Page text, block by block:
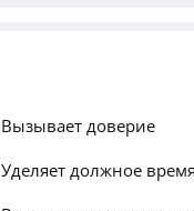
Вызывает доверие
Уделяет должное